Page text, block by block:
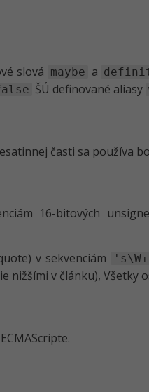
slová maybe a
ŠÚ definované aliasy
časti sa používa
16-bitových
v sekvenciám
's\W+
nižšími v článku), Všetky